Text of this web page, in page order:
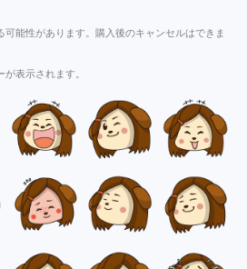
能性があります。購入後のキャンセルはできま
表示されます。